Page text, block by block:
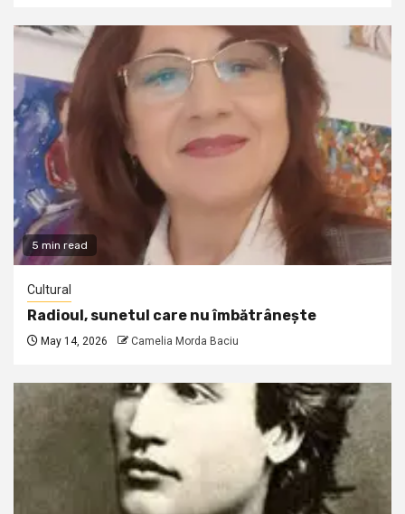
5 min read
Cultural
Radioul, sunetul care nu îmbătrânește
May 14, 2026 Camelia Morda Baciu